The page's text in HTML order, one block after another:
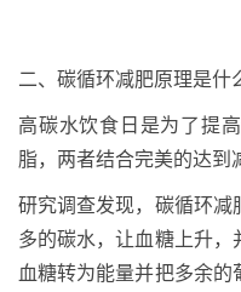
二、碳循环减肥原理是什
高碳水饮食日是为了提
脂，两者结合完美的达到
研究调查发现，碳循环减
多的碳水，让血糖上升
血糖转为能量并把多余